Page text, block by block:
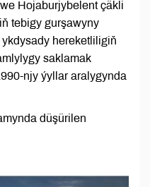
Hojaburjybelent çäkli
tebigy gurşawyny
hereketliligiň
saklamak
njy ýyllar aralygynda
düşürilen